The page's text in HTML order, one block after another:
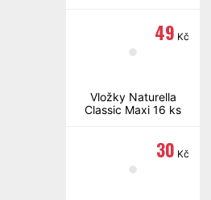
49 Kč
Vložky Naturella
Classic Maxi 16 ks
30 Kč